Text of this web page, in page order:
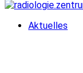
Aktuelles